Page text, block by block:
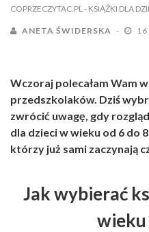
COPRZECZYTAC.PL - KSIĄŻKI DLA
ANETA ŚWIDERSKA
Wczoraj polecałam Wam
przedszkolaków. Dziś
zwrócić uwagę, gdy
dla dzieci w wieku od 6 do
którzy już sami zaczynają
Jak wybierać
wieku